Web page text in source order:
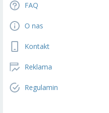
FAQ
O nas
Kontakt
Reklama
Regulamin